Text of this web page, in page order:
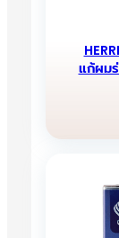
แก้ผม